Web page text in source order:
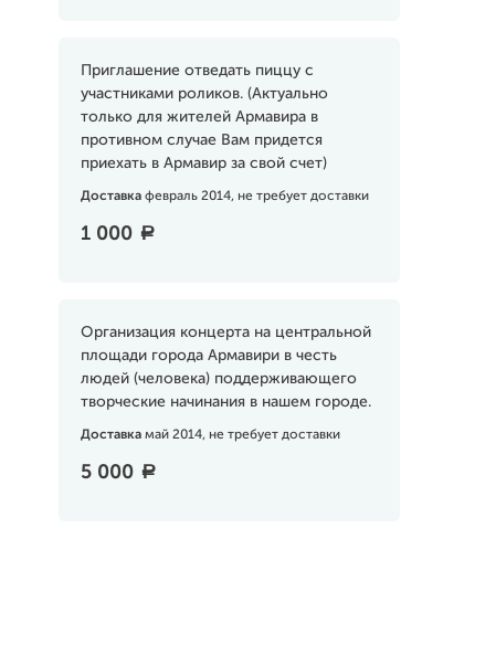
Приглашение отведать пиццу с
участниками роликов. (Актуально
только для жителей Армавира в
противном случае Вам придется
приехать в Армавир за свой счет)
Доставка февраль 2014, не требует доставки
1 000 a
Организация концерта на центральной
площади города Армавири в честь
людей (человека) поддерживающего
творческие начинания в нашем городе.
Доставка май 2014, не требует доставки
5 000 a